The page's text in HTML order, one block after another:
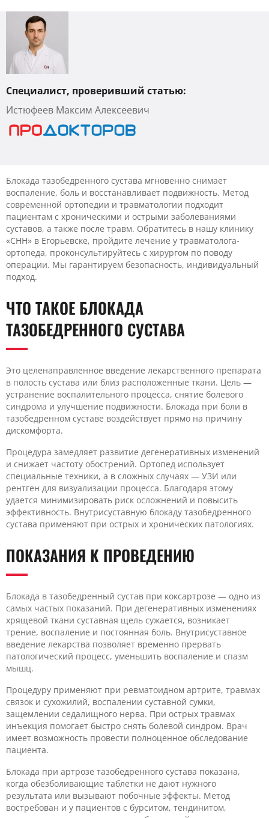
Специалист, проверивший статью:
Истюфеев Максим Алексеевич
Блокада тазобедренного сустава мгновенно снимает
воспаление, боль и восстанавливает подвижность. Метод
современной ортопедии и травматологии подходит
пациентам с хроническими и острыми заболеваниями
суставов, а также после травм. Обратитесь в нашу клинику
«CHH» в Егорьевске, пройдите лечение у травматолога-
ортопеда, проконсультируйтесь с хирургом по поводу
операции. Мы гарантируем безопасность, индивидуальный
подход.
ЧТО ТАКОЕ БЛОКАДА
ТАЗОБЕДРЕННОГО СУСТАВА
Это целенаправленное введение лекарственного препарата
в полость сустава или близ расположенные ткани. Цель —
устранение воспалительного процесса, снятие болевого
синдрома и улучшение подвижности. Блокада при боли в
тазобедренном суставе воздействует прямо на причину
дискомфорта.
Процедура замедляет развитие дегенеративных изменений
и снижает частоту обострений. Ортопед использует
специальные техники, а в сложных случаях — УЗИ или
рентген для визуализации процесса. Благодаря этому
удается минимизировать риск осложнений и повысить
эффективность. Внутрисуставную блокаду тазобедренного
сустава применяют при острых и хронических патологиях.
ПОКАЗАНИЯ К ПРОВЕДЕНИЮ
Блокада в тазобедренный сустав при коксартрозе — одно из
самых частых показаний. При дегенеративных изменениях
хрящевой ткани суставная щель сужается, возникает
трение, воспаление и постоянная боль. Внутрисуставное
введение лекарства позволяет временно прервать
патологический процесс, уменьшить воспаление и спазм
мышц.
Процедуру применяют при ревматоидном артрите, травмах
связок и сухожилий, воспалении суставной сумки,
защемлении седалищного нерва. При острых травмах
инъекция помогает быстро снять болевой синдром. Врач
имеет возможность провести полноценное обследование
пациента.
Блокада при артрозе тазобедренного сустава показана,
когда обезболивающие таблетки не дают нужного
результата или вызывают побочные эффекты. Метод
востребован и у пациентов с бурситом, тендинитом,